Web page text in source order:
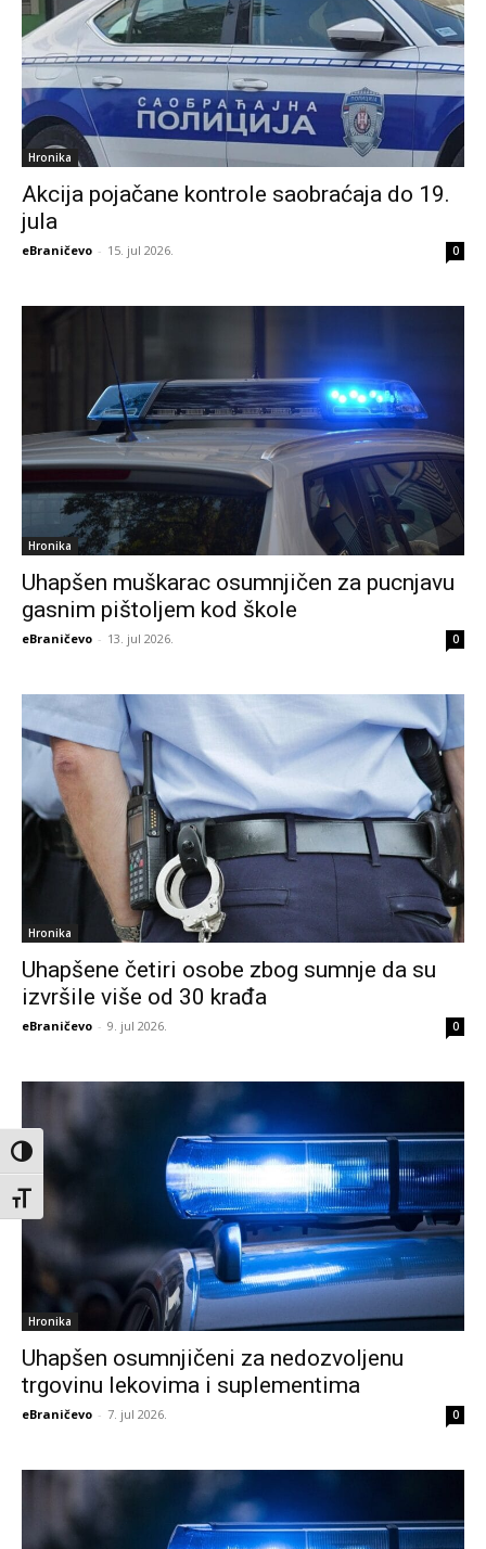
Toggle High Contrast
Toggle Font size
Hronika
Akcija pojačane kontrole saobraćaja do 19.
jula
eBraničevo - 15. jul 2026. 0
Hronika
Uhapšen muškarac osumnjičen za pucnjavu
gasnim pištoljem kod škole
eBraničevo - 13. jul 2026. 0
Hronika
Uhapšene četiri osobe zbog sumnje da su
izvršile više od 30 krađa
eBraničevo - 9. jul 2026. 0
Hronika
Uhapšen osumnjičeni za nedozvoljenu
trgovinu lekovima i suplementima
eBraničevo - 7. jul 2026. 0